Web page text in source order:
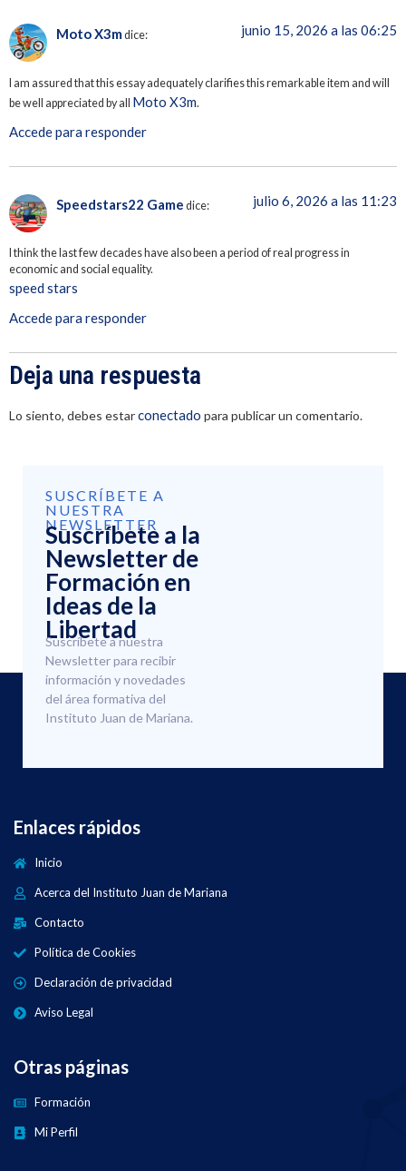
Moto X3m dice: junio 15, 2026 a las 06:25
I am assured that this essay adequately clarifies this remarkable item and will
be well appreciated by all Moto X3m.
Accede para responder
Speedstars22 Game dice: julio 6, 2026 a las 11:23
I think the last few decades have also been a period of real progress in
economic and social equality.
speed stars
Accede para responder
Deja una respuesta
Lo siento, debes estarconectado para publicar un comentario.
SUSCRÍBETE A
NUESTRA
NEWSLETTER
Suscríbete a la
Newsletter de
Formación en
Ideas de la
Libertad
Suscríbete a nuestra
Newsletter para recibir
información y novedades
del área formativa del
Instituto Juan de Mariana.
Enlaces rápidos
Inicio
Acerca del Instituto Juan de Mariana
Contacto
Política de Cookies
Declaración de privacidad
Aviso Legal
Otras páginas
Formación
Mi Perfil